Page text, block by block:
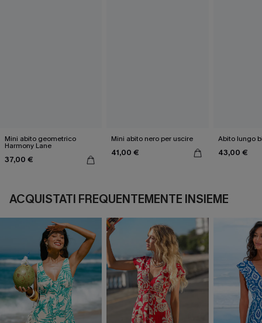
Mini abito geometrico
Harmony Lane
37,00 €
Mini abito nero per uscire
41,00 €
Abito lungo
43,00 €
ACQUISTATI FREQUENTEMENTE INSIEME